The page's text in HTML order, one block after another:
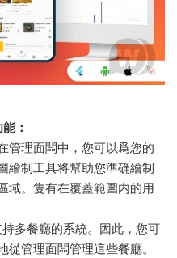
：
管理面闆中，您可以爲您的
繪制工具将幫助您準确繪制
域。隻有在覆蓋範圍内的用
多餐廳的系統。因此，您可
管理面闆管理這些餐廳。